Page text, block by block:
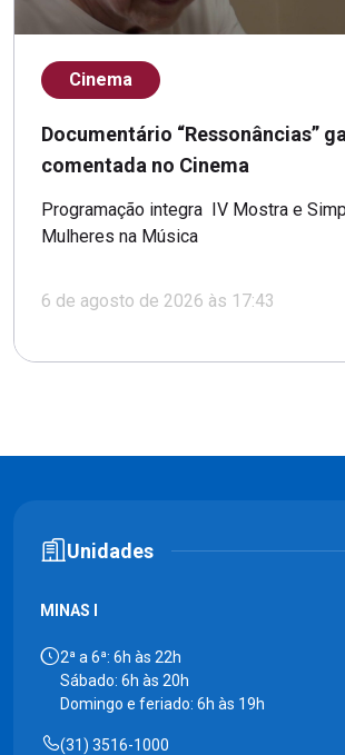
Cinema
Documentário “Ressonâncias”
comentada no Cinema
Programação integra IV Mostra e
Mulheres na Música
6 de agosto de 2026 às 17:43
Unidades
MINAS I
2ª a 6ª: 6h às 22h
Sábado: 6h às 20h
Domingo e feriado: 6h às 19h
(31) 3516-1000